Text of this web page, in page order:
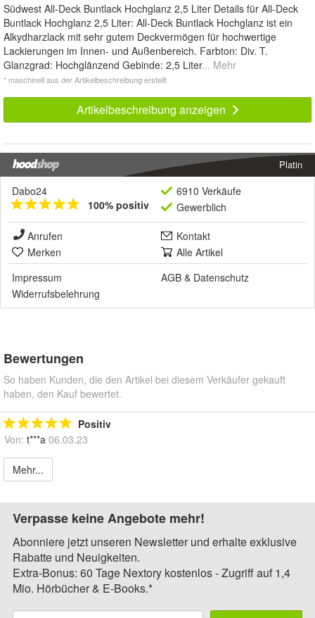
Südwest All-Deck Buntlack Hochglanz 2,5 Liter Details für All-Deck
Buntlack Hochglanz 2,5 Liter: All-Deck Buntlack Hochglanz ist ein
Alkydharzlack mit sehr gutem Deckvermögen für hochwertige
Lackierungen im Innen- und Außenbereich. Farbton: Div. T.
Glanzgrad: Hochglänzend Gebinde: 2,5 Liter... Mehr
* maschinell aus der Artikelbeschreibung erstellt
Artikelbeschreibung anzeigen
Platin
Dabo24
100% positiv
6910 Verkäufe
Gewerblich
Anrufen
Kontakt
Merken
Alle Artikel
Impressum
AGB & Datenschutz
Widerrufsbelehrung
Bewertungen
So haben Kunden, die den Artikel bei diesem Verkäufer gekauft
haben, den Kauf bewertet.
Positiv
Von: t***a 06.03.23
Mehr...
Verpasse keine Angebote mehr!
Abonniere jetzt unseren Newsletter und erhalte exklusive
Rabatte und Neuigkeiten.
Extra-Bonus: 60 Tage Nextory kostenlos - Zugriff auf 1,4
Mio. Hörbücher & E-Books.*